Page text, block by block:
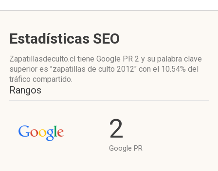
Estadísticas SEO
Zapatillasdeculto.cl tiene Google PR 2 y su palabra clave
superior es "zapatillas de culto 2012" con el 10.54% del
tráfico compartido.
Rangos
2
Google PR